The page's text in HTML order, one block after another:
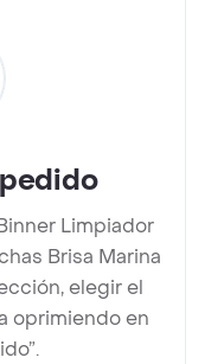
Limpiador
Brisa Marina
elegir el
oprimiendo en